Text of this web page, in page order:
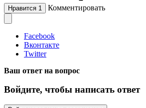
Нравится 1 Комментировать
Facebook
Вконтакте
Twitter
Ваш ответ на вопрос
Войдите, чтобы написать ответ